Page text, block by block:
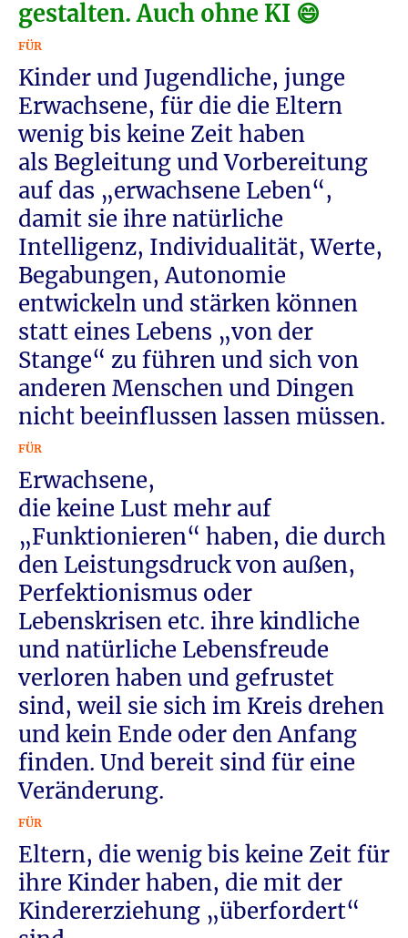
gestalten. Auch ohne KI 😄
FÜR
Kinder und Jugendliche, junge
Erwachsene, für die die Eltern
wenig bis keine Zeit haben
als Begleitung und Vorbereitung
auf das „erwachsene Leben“,
damit sie ihre natürliche
Intelligenz, Individualität, Werte,
Begabungen, Autonomie
entwickeln und stärken können
statt eines Lebens „von der
Stange“ zu führen und sich von
anderen Menschen und Dingen
nicht beeinflussen lassen müssen.
FÜR
Erwachsene,
die keine Lust mehr auf
„Funktionieren“ haben, die durch
den Leistungsdruck von außen,
Perfektionismus oder
Lebenskrisen etc. ihre kindliche
und natürliche Lebensfreude
verloren haben und gefrustet
sind, weil sie sich im Kreis drehen
und kein Ende oder den Anfang
finden. Und bereit sind für eine
Veränderung.
FÜR
Eltern, die wenig bis keine Zeit für
ihre Kinder haben, die mit der
Kindererziehung „überfordert“